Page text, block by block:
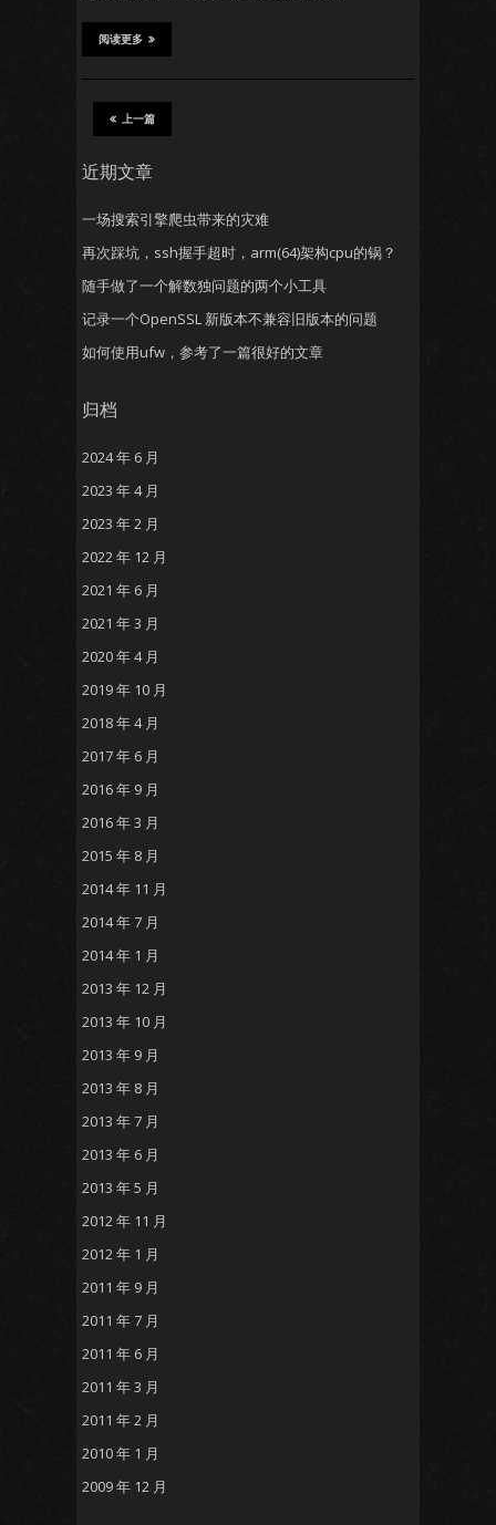
阅读更多
上一篇
近期文章
一场搜索引擎爬虫带来的灾难
再次踩坑，ssh握手超时，arm(64)架构cpu的锅？
随手做了一个解数独问题的两个小工具
记录一个OpenSSL 新版本不兼容旧版本的问题
如何使用ufw，参考了一篇很好的文章
归档
2024 年 6 月
2023 年 4 月
2023 年 2 月
2022 年 12 月
2021 年 6 月
2021 年 3 月
2020 年 4 月
2019 年 10 月
2018 年 4 月
2017 年 6 月
2016 年 9 月
2016 年 3 月
2015 年 8 月
2014 年 11 月
2014 年 7 月
2014 年 1 月
2013 年 12 月
2013 年 10 月
2013 年 9 月
2013 年 8 月
2013 年 7 月
2013 年 6 月
2013 年 5 月
2012 年 11 月
2012 年 1 月
2011 年 9 月
2011 年 7 月
2011 年 6 月
2011 年 3 月
2011 年 2 月
2010 年 1 月
2009 年 12 月